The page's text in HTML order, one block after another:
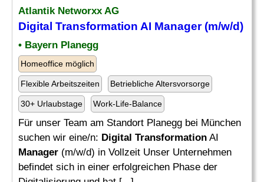
Atlantik Networxx AG
Digital Transformation AI Manager(m/w/d)
• Bayern Planegg
Homeoffice möglich
Flexible Arbeitszeiten Betriebliche Altersvorsorge
30+ Urlaubstage Work-Life-Balance
Für unser Team am Standort Planegg bei München
suchen wir eine/n: Digital Transformation AI
Manager (m/w/d) in Vollzeit Unser Unternehmen
befindet sich in einer erfolgreichen Phase der